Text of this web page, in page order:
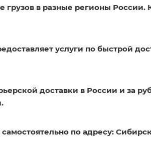
грузов в разные регионы
услуги по быстрой
доставки в России и за
по адресу: